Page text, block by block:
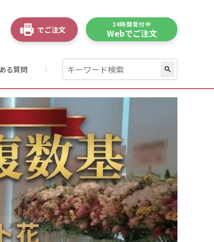
でご注文
24時間受付中
Webでご注文
search
る質問